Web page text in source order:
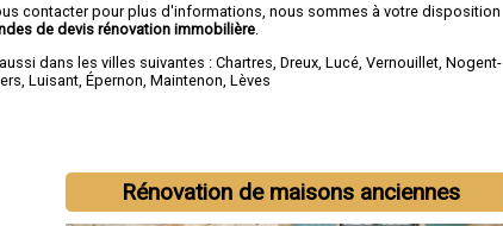
contacter pour plus d'informations, nous sommes à votre disposition
de devis rénovation immobilière
dans les villes suivantes :Chartres ,Dreux ,Lucé ,Vernouillet ,Nogent-
,Luisant ,Épernon ,Maintenon ,Lèves
Rénovation de maisons anciennes